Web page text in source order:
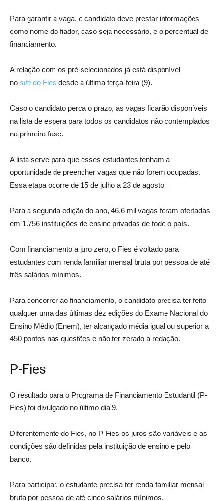
Para garantir a vaga, o candidato deve prestar informações
como nome do fiador, caso seja necessário, e o percentual de
financiamento.
A relação com os pré-selecionados já está disponível
no site do Fies desde a última terça-feira (9).
Caso o candidato perca o prazo, as vagas ficarão disponíveis
na lista de espera para todos os candidatos não contemplados
na primeira fase.
A lista serve para que esses estudantes tenham a
oportunidade de preencher vagas que não forem ocupadas.
Essa etapa ocorre de 15 de julho a 23 de agosto.
Para a segunda edição do ano, 46,6 mil vagas foram ofertadas
em 1.756 instituições de ensino privadas de todo o país.
Com financiamento a juro zero, o Fies é voltado para
estudantes com renda familiar mensal bruta por pessoa de até
três salários mínimos.
Para concorrer ao financiamento, o candidato precisa ter feito
qualquer uma das últimas dez edições do Exame Nacional do
Ensino Médio (Enem), ter alcançado média igual ou superior a
450 pontos nas questões e não ter zerado a redação.
P-Fies
O resultado para o Programa de Financiamento Estudantil (P-
Fies) foi divulgado no último dia 9.
Diferentemente do Fies, no P-Fies os juros são variáveis e as
condições são definidas pela instituição de ensino e pelo
banco.
Para participar, o estudante precisa ter renda familiar mensal
bruta por pessoa de até cinco salários mínimos.